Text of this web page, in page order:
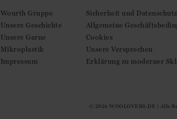
Wourth Gruppe
Unsere Geschichte
Unsere Garne
Mikroplastik
Impressum
Sicherheit und Datenschutz
Allgemeine
Cookies
Unsere Versprechen
Erklärung zu moderner
© 2026 WOOLOVERS.DE | Alle